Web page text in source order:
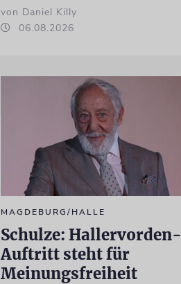
von Daniel Killy
06.08.2026
MAGDEBURG/HALLE
Schulze: Hallervorden-
Auftritt steht für
Meinungsfreiheit